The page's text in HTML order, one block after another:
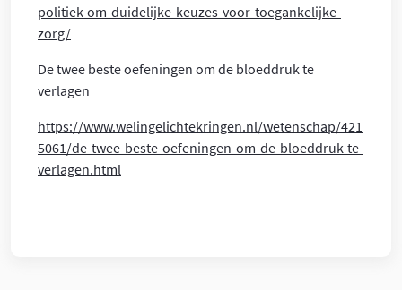
politiek-om-duidelijke-keuzes-voor-toegankelijke-
zorg/
De twee beste oefeningen om de bloeddruk te
verlagen
https://www.welingelichtekringen.nl/wetenschap/421
5061/de-twee-beste-oefeningen-om-de-bloeddruk-te-
verlagen.html